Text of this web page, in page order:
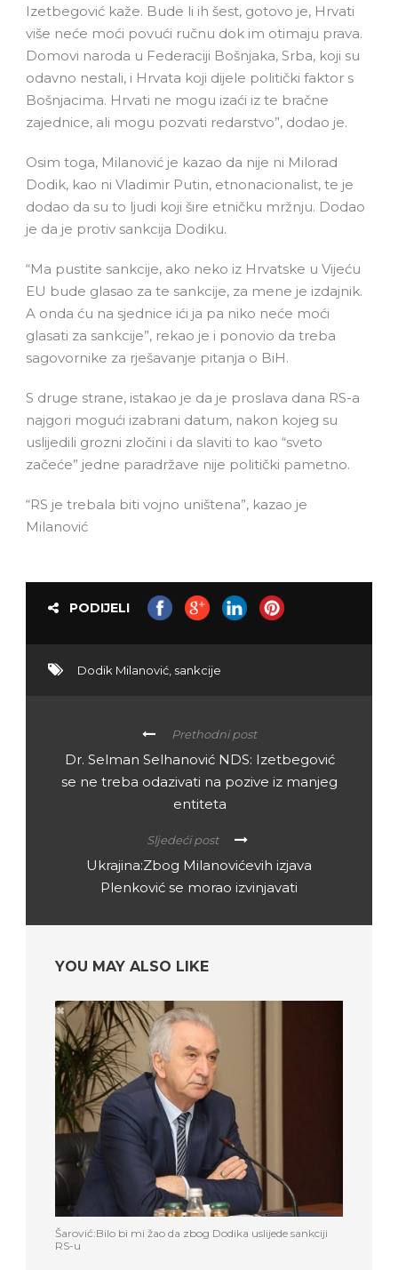
Izetbegović kaže. Bude li ih šest, gotovo je, Hrvati
više neće moći povući ručnu dok im otimaju prava.
Domovi naroda u Federaciji Bošnjaka, Srba, koji su
odavno nestali, i Hrvata koji dijele politički faktor s
Bošnjacima. Hrvati ne mogu izaći iz te bračne
zajednice, ali mogu pozvati redarstvo”, dodao je.
Osim toga, Milanović je kazao da nije ni Milorad
Dodik, kao ni Vladimir Putin, etnonacionalist, te je
dodao da su to ljudi koji šire etničku mržnju. Dodao
je da je protiv sankcija Dodiku.
“Ma pustite sankcije, ako neko iz Hrvatske u Vijeću
EU bude glasao za te sankcije, za mene je izdajnik.
A onda ću na sjednice ići ja pa niko neće moći
glasati za sankcije”, rekao je i ponovio da treba
sagovornike za rješavanje pitanja o BiH.
S druge strane, istakao je da je proslava dana RS-a
najgori mogući izabrani datum, nakon kojeg su
uslijedili grozni zločini i da slaviti to kao “sveto
začeće” jedne paradržave nije politički pametno.
“RS je trebala biti vojno uništena”, kazao je
Milanović
PODIJELI
Dodik Milanović sankcije
Prethodni post
Dr. Selman Selhanović NDS: Izetbegović
se ne treba odazivati na pozive iz manjeg
entiteta
Sljedeći post
Ukrajina:Zbog Milanovićevih izjava
Plenković se morao izvinjavati
YOU MAY ALSO LIKE
Šarović:Bilo bi mi žao da zbog Dodika uslijede sankciji
RS-u